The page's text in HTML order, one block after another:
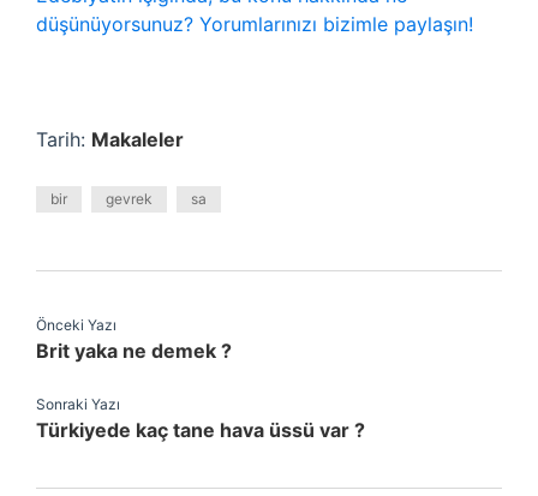
düşünüyorsunuz? Yorumlarınızı bizimle paylaşın!
Tarih: Makaleler
bir gevrek sa
Önceki Yazı
Brit yaka ne demek ?
Sonraki Yazı
Türkiyede kaç tane hava üssü var ?